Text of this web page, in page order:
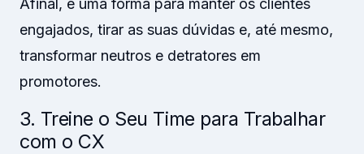
Afinal, é uma forma para manter os clientes
engajados, tirar as suas dúvidas e, até mesmo,
transformar neutros e detratores em
promotores.
3. Treine o Seu Time para Trabalhar
com o CX